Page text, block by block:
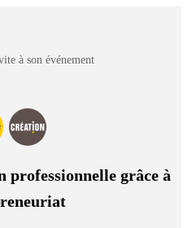
à son événement
professionnelle grâce à